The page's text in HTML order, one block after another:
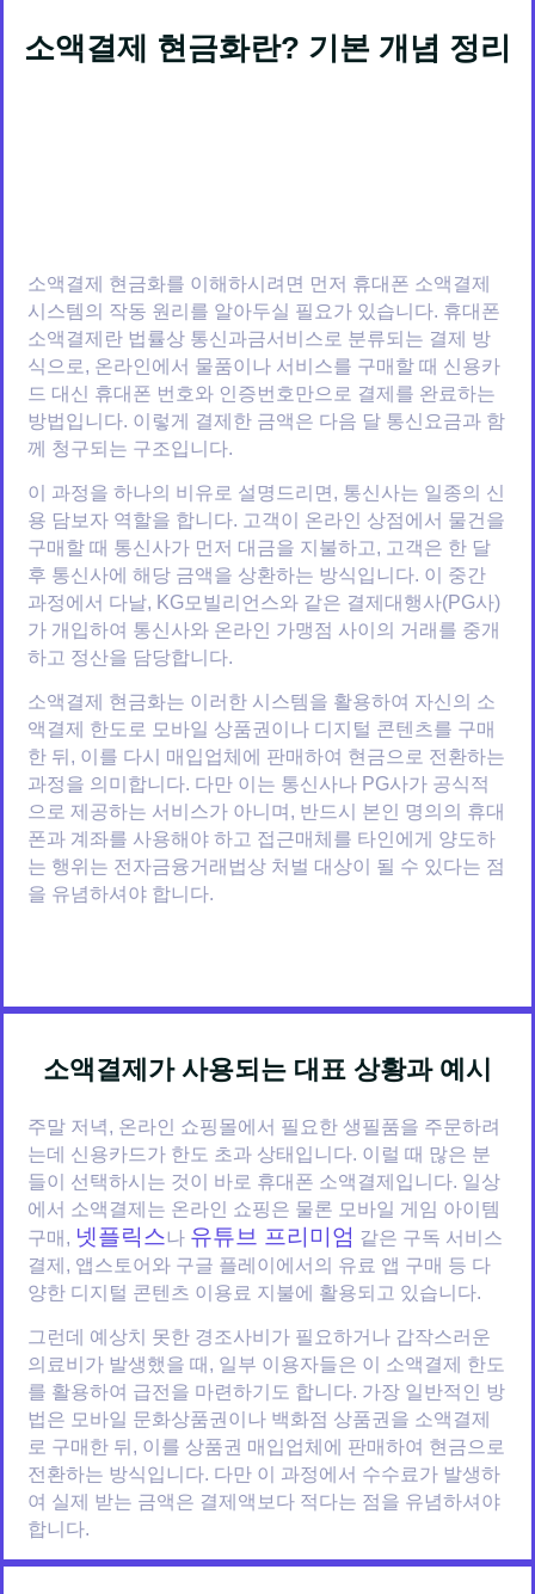
소액결제 현금화란? 기본 개념 정리
소액결제 현금화를 이해하시려면 먼저 휴대폰 소액결제
시스템의 작동 원리를 알아두실 필요가 있습니다. 휴대폰
소액결제란 법률상 통신과금서비스로 분류되는 결제 방
식으로, 온라인에서 물품이나 서비스를 구매할 때 신용카
드 대신 휴대폰 번호와 인증번호만으로 결제를 완료하는
방법입니다. 이렇게 결제한 금액은 다음 달 통신요금과 함
께 청구되는 구조입니다.
이 과정을 하나의 비유로 설명드리면, 통신사는 일종의 신
용 담보자 역할을 합니다. 고객이 온라인 상점에서 물건을
구매할 때 통신사가 먼저 대금을 지불하고, 고객은 한 달
후 통신사에 해당 금액을 상환하는 방식입니다. 이 중간
과정에서 다날, KG모빌리언스와 같은 결제대행사(PG사)
가 개입하여 통신사와 온라인 가맹점 사이의 거래를 중개
하고 정산을 담당합니다.
소액결제 현금화는 이러한 시스템을 활용하여 자신의 소
액결제 한도로 모바일 상품권이나 디지털 콘텐츠를 구매
한 뒤, 이를 다시 매입업체에 판매하여 현금으로 전환하는
과정을 의미합니다. 다만 이는 통신사나 PG사가 공식적
으로 제공하는 서비스가 아니며, 반드시 본인 명의의 휴대
폰과 계좌를 사용해야 하고 접근매체를 타인에게 양도하
는 행위는 전자금융거래법상 처벌 대상이 될 수 있다는 점
을 유념하셔야 합니다.
소액결제가 사용되는 대표 상황과 예시
주말 저녁, 온라인 쇼핑몰에서 필요한 생필품을 주문하려
는데 신용카드가 한도 초과 상태입니다. 이럴 때 많은 분
들이 선택하시는 것이 바로 휴대폰 소액결제입니다. 일상
에서 소액결제는 온라인 쇼핑은 물론 모바일 게임 아이템
구매, 넷플릭스나 유튜브 프리미엄 같은 구독 서비스
결제, 앱스토어와 구글 플레이에서의 유료 앱 구매 등 다
양한 디지털 콘텐츠 이용료 지불에 활용되고 있습니다.
그런데 예상치 못한 경조사비가 필요하거나 갑작스러운
의료비가 발생했을 때, 일부 이용자들은 이 소액결제 한도
를 활용하여 급전을 마련하기도 합니다. 가장 일반적인 방
법은 모바일 문화상품권이나 백화점 상품권을 소액결제
로 구매한 뒤, 이를 상품권 매입업체에 판매하여 현금으로
전환하는 방식입니다. 다만 이 과정에서 수수료가 발생하
여 실제 받는 금액은 결제액보다 적다는 점을 유념하셔야
합니다.